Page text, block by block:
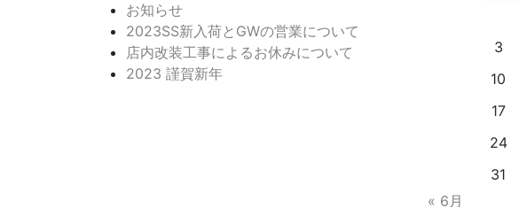
お知らせ
2023SS新入荷とGWの営業について
店内改装工事によるお休みについて
2023 謹賀新年
3
10
17
24
31
« 6月